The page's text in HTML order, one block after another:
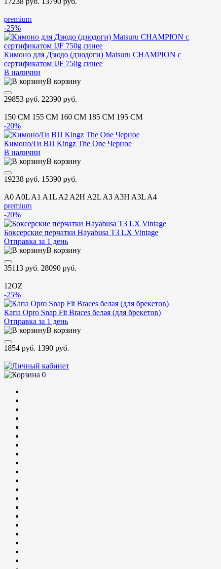
premium
-25%
Кимоно для Дзюдо (дзюдоги) Matsuru CHAMPION с
сертификатом IJF 750g синее
В наличии
В корзину
29853 руб. 22390 руб.
150 CM 155 CM 160 CM 185 CM 195 CM
-20%
Кимоно/Ги BJJ Kingz The One Черное
В наличии
В корзину
19238 руб. 15390 руб.
A0 A0L A1 A1L A2 A2H A2L A3 A3H A3L A4
premium
-20%
Боксерские перчатки Hayabusa T3 LX Vintage
Отправка за 1 день
В корзину
35113 руб. 28090 руб.
12OZ
-25%
Капа Opro Snap Fit Braces белая (для брекетов)
Отправка за 1 день
В корзину
1854 руб. 1390 руб.
0